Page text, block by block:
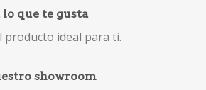
que te gusta
producto ideal para ti.
showroom